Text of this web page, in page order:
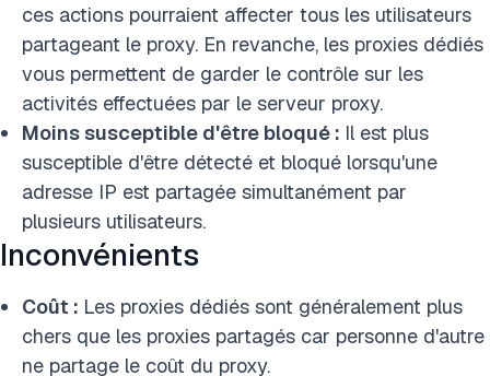
ces actions pourraient affecter tous les utilisateurs
partageant le proxy. En revanche, les proxies dédiés
vous permettent de garder le contrôle sur les
activités effectuées par le serveur proxy.
Moins susceptible d'être bloqué : Il est plus
susceptible d'être détecté et bloqué lorsqu'une
adresse IP est partagée simultanément par
plusieurs utilisateurs.
Inconvénients
Coût : Les proxies dédiés sont généralement plus
chers que les proxies partagés car personne d'autre
ne partage le coût du proxy.